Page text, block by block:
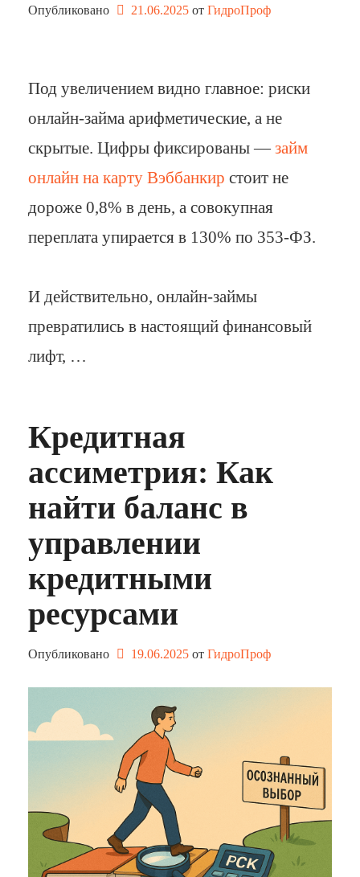
Опубликовано 21.06.2025 от ГидроПроф
Под увеличением видно главное: риски
онлайн-займа арифметические, а не
скрытые. Цифры фиксированы —займ
онлайн на карту Вэббанкир стоит не
дороже 0,8% в день, а совокупная
переплата упирается в 130% по 353-ФЗ.
И действительно, онлайн-займы
превратились в настоящий финансовый
лифт, …
Кредитная
ассиметрия: Как
найти баланс в
управлении
кредитными
ресурсами
Опубликовано 19.06.2025 от ГидроПроф